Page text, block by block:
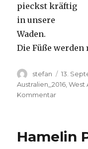
pieckst kräftig
in unsere
Waden.
Die Füße
Autor
stefan
am
13.
Australien_2016 ,West
Kommentarzu
Hamelin